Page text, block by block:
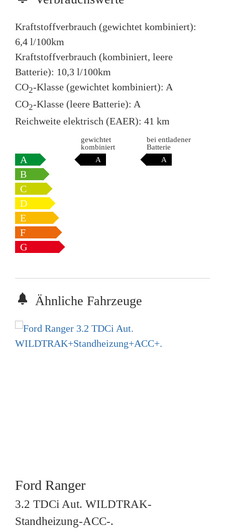
Kraftstoffverbrauch (gewichtet kombiniert):
6,4 l/100km
Kraftstoffverbrauch (kombiniert, leere
Batterie): 10,3 l/100km
CO2-Klasse (gewichtet kombiniert): A
CO2-Klasse (leere Batterie): A
Reichweite elektrisch (EAER): 41 km
gewichtet
kombiniert
bei entladener
Batterie
A A A
B
C
D
E
F
G
Ähnliche Fahrzeuge
Ford Ranger
3.2 TDCi Aut. WILDTRAK-
Standheizung-ACC-.